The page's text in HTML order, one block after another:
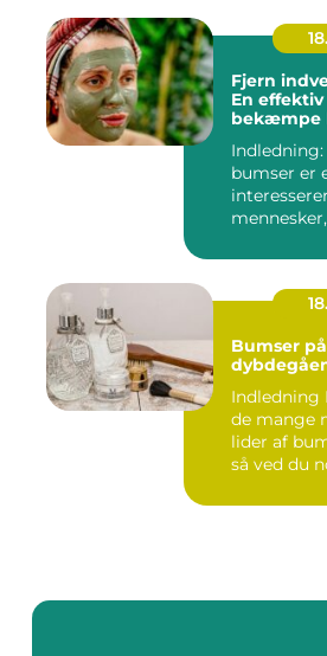
Fjern
En
bekæmpe
Indledning: Fjern indvendige
bumser er
Bumser
Indledning
de mange
lider af
så ved du